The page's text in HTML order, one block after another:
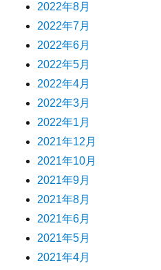
2022年8月
2022年7月
2022年6月
2022年5月
2022年4月
2022年3月
2022年1月
2021年12月
2021年10月
2021年9月
2021年8月
2021年6月
2021年5月
2021年4月